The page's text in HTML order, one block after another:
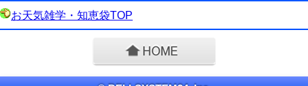
お天気雑学・知恵袋TOP